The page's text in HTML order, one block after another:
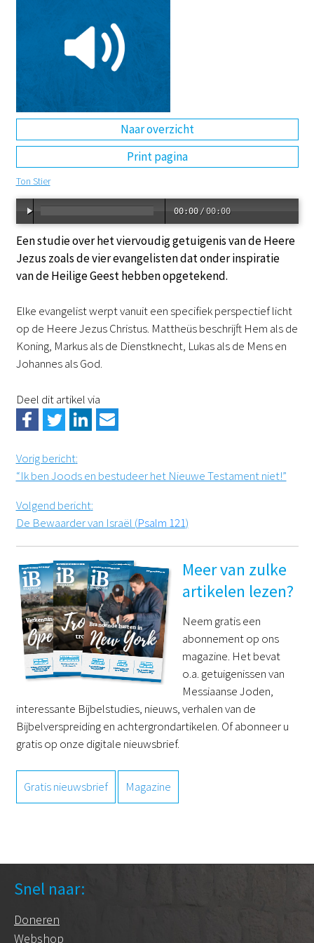
Naar overzicht
Print pagina
Ton Stier
00:00 /00:00
Een studie over het viervoudig getuigenis van de Heere
Jezus zoals de vier evangelisten dat onder inspiratie
van de Heilige Geest hebben opgetekend.
Elke evangelist werpt vanuit een specifiek perspectief licht
op de Heere Jezus Christus. Mattheüs beschrijft Hem als de
Koning, Markus als de Dienstknecht, Lukas als de Mens en
Johannes als God.
Deel dit artikel via
Vorig bericht:
“Ik ben Joods en bestudeer het Nieuwe Testament niet!”
Volgend bericht:
De Bewaarder van Israël (Psalm 121)
Meer van zulke
artikelen lezen?
Neem gratis een
abonnement op ons
magazine. Het bevat
o.a. getuigenissen van
Messiaanse Joden,
interessante Bijbelstudies, nieuws, verhalen van de
Bijbelverspreiding en achtergrondartikelen. Of abonneer u
gratis op onze digitale nieuwsbrief.
Gratis nieuwsbrief Magazine
Snel naar:
Doneren
Webshop